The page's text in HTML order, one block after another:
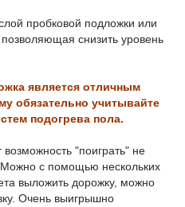
пробковой подложки или
снизить уровень
является отличным
обязательно учитывайте
подогрева пола.
"поиграть" не
с помощью нескольких
выложить дорожку, можно
Очень выигрышно